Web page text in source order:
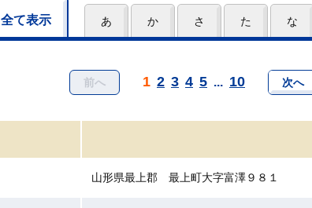
全て表示 あ か さ た な
前へ 1 2 3 4 5 ... 10 次へ
山形県最上郡 最上町大字富澤９８１